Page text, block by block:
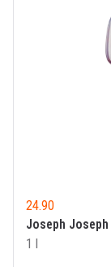
24.90
Joseph Joseph
1 l